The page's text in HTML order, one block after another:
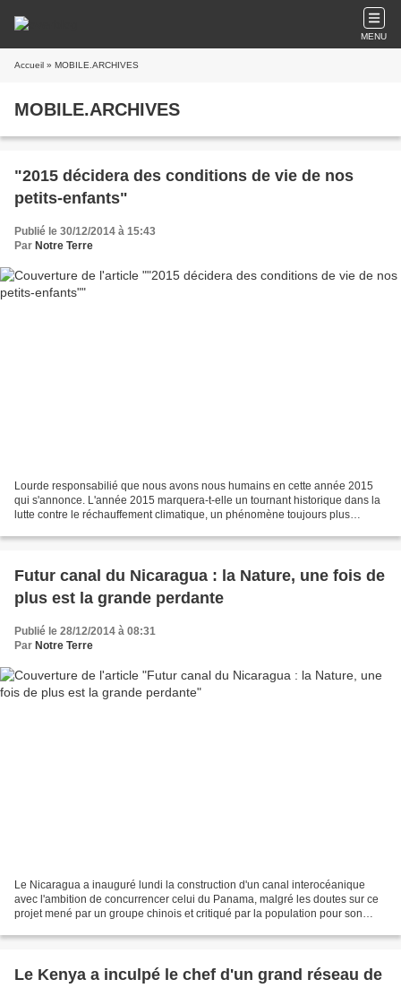
MENU
Accueil » MOBILE.ARCHIVES
MOBILE.ARCHIVES
"2015 décidera des conditions de vie de nos
petits-enfants"
Publié le 30/12/2014 à 15:43
Par Notre Terre
Lourde responsabilié que nous avons nous humains en cette année 2015
qui s'annonce. L'année 2015 marquera-t-elle un tournant historique dans la
lutte contre le réchauffement climatique, un phénomène toujours plus
Futur canal du Nicaragua : la Nature, une fois de
plus est la grande perdante
Publié le 28/12/2014 à 08:31
Par Notre Terre
Le Nicaragua a inauguré lundi la construction d'un canal interocéanique
avec l'ambition de concurrencer celui du Panama, malgré les doutes sur ce
projet mené par un groupe chinois et critiqué par la population pour son
Le Kenya a inculpé le chef d'un grand réseau de